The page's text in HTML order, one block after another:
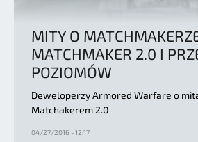
MITY O
MATCHMAKER 2.0 I
POZIOMÓW
Deweloperzy Armored Warfare o
Matchakerem 2.0
04/27/2016 - 12:17